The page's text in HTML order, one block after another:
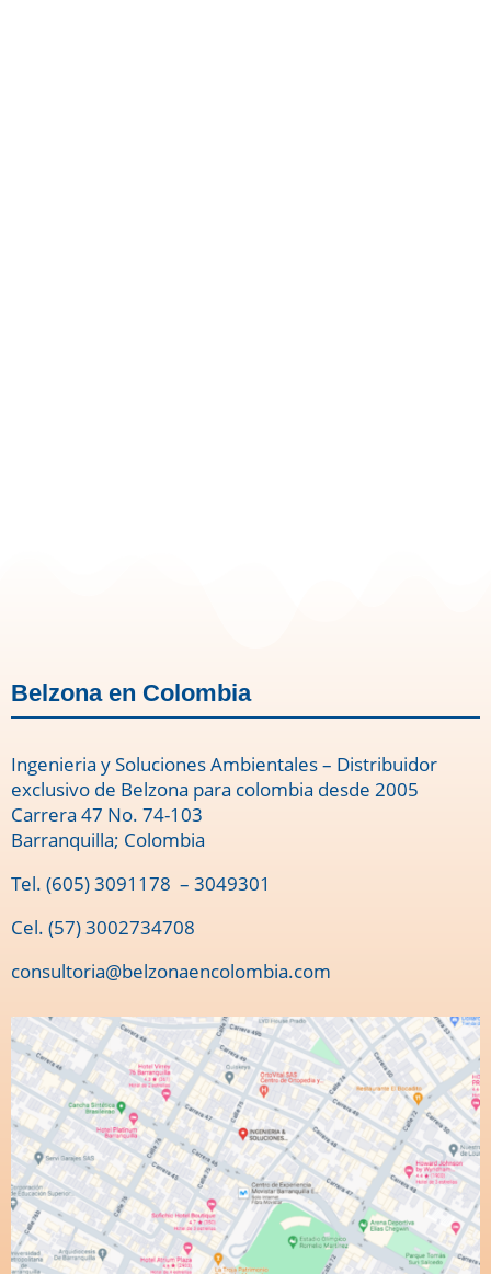
Belzona en Colombia
Ingenieria y Soluciones Ambientales – Distribuidor
exclusivo de Belzona para colombia desde 2005
Carrera 47 No. 74-103
Barranquilla; Colombia
Tel. (605) 3091178 – 3049301
Cel. (57) 3002734708
consultoria@belzonaencolombia.com